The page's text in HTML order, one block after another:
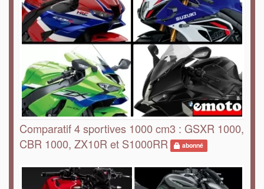
Comparatif 4 sportives 1000 cm3 : GSXR 1000,
CBR 1000, ZX10R et S1000RR
abonné